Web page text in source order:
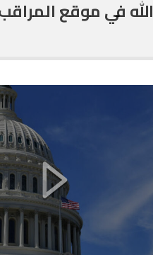
الله في موقع المراقب